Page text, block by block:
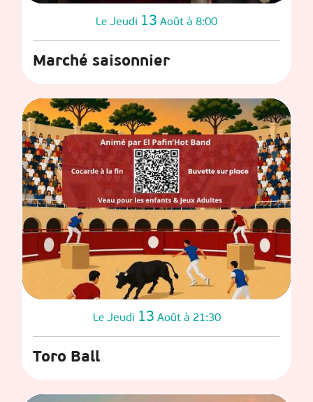
Le Jeudi 13 Août à 8:00
Marché saisonnier
Le Jeudi 13 Août à 21:30
Toro Ball